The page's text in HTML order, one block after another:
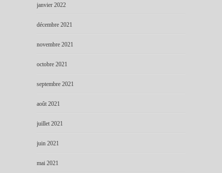
janvier 2022
décembre 2021
novembre 2021
octobre 2021
septembre 2021
août 2021
juillet 2021
juin 2021
mai 2021